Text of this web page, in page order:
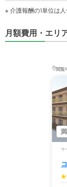
※ 介護報酬の1単位は
月額費用・エリ
閲覧
サ